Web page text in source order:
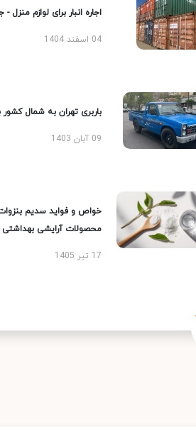
اجاره انبار برای لوازم منزل -
04 اسفند 1404
باربری تهران به شمال کشور
09 آبان 1403
خواص و فواید سدیم بنزوات
محصولات آرایشی بهداشتی
17 تیر 1405